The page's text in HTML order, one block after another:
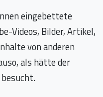
eingebettete
Videos, Bilder, Artikel,
von anderen
als hätte der